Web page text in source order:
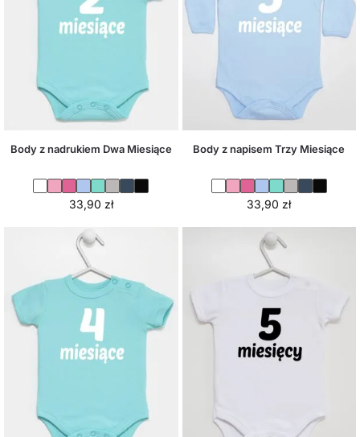
Body z nadrukiem Dwa Miesiące
33,90 zł
Body z napisem Trzy Miesiące
33,90 zł